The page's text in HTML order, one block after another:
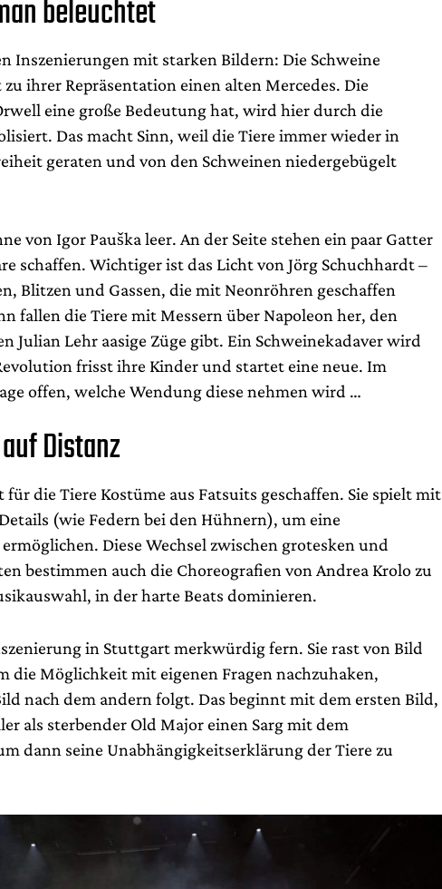
beleuchtet
Inszenierungen mit starken Bildern: Die Schweine
ihrer Repräsentation einen alten Mercedes. Die
eine große Bedeutung hat, wird hier durch die
Das macht Sinn, weil die Tiere immer wieder in
geraten und von den Schweinen niedergebügelt
von Igor Pauška leer. An der Seite stehen ein paar Gatter
schaffen. Wichtiger ist das Licht von Jörg Schuchhardt –
Blitzen und Gassen, die mit Neonröhren geschaffen
fallen die Tiere mit Messern über Napoleon her, den
Julian Lehr aasige Züge gibt. Ein Schweinekadaver wird
frisst ihre Kinder und startet eine neue. Im
offen, welche Wendung diese nehmen wird …
Distanz
für die Tiere Kostüme aus Fatsuits geschaffen. Sie spielt mit
(wie Federn bei den Hühnern), um eine
Diese Wechsel zwischen grotesken und
bestimmen auch die Choreografien von Andrea Krolo zu
in der harte Beats dominieren.
in Stuttgart merkwürdig fern. Sie rast von Bild
die Möglichkeit mit eigenen Fragen nachzuhaken,
nach dem andern folgt. Das beginnt mit dem ersten Bild,
als sterbender Old Major einen Sarg mit dem
dann seine Unabhängigkeitserklärung der Tiere zu